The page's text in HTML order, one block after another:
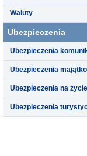
Waluty
Ubezpieczenia
Ubezpieczenia
Ubezpieczenia
Ubezpieczenia na życie
Ubezpieczenia